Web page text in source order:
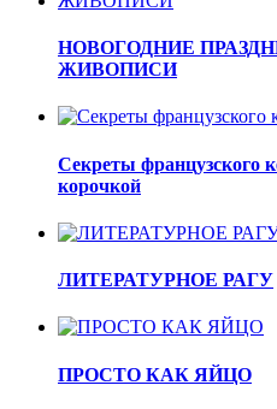
НОВОГОДНИЕ
ЖИВОПИСИ
Секреты французского
корочкой
ЛИТЕРАТУРНОЕ РАГУ
ПРОСТО КАК ЯЙЦО